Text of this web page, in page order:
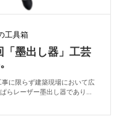
工具箱
「墨出し器」工芸
に限らず建築現場において広
らレーザー墨出し器であり...